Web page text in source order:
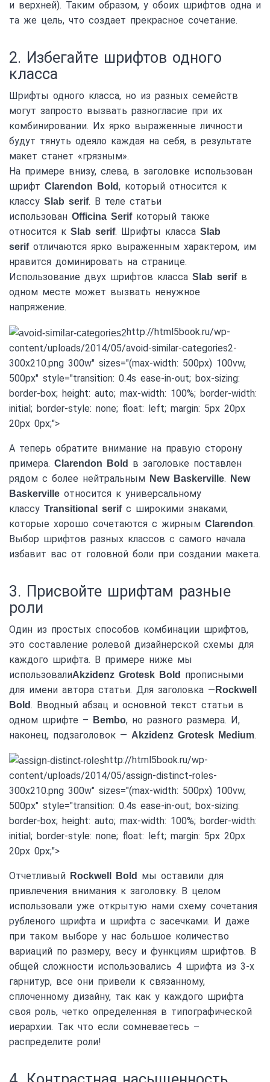
и верхней). Таким образом, у обоих шрифтов одна и
та же цель, что создает прекрасное сочетание.
2. Избегайте шрифтов одного
класса
Шрифты одного класса, но из разных семейств
могут запросто вызвать разногласие при их
комбинировании. Их ярко выраженные личности
будут тянуть одеяло каждая на себя, в результате
макет станет «грязным».
На примере внизу, слева, в заголовке использован
шрифт Clarendon Bold, который относится к
классу Slab serif. В теле статьи
использован Officina Serifкоторый также
относится к Slab serif. Шрифты класса Slab
serifотличаются ярко выраженным характером, им
нравится доминировать на странице.
Использование двух шрифтов класса Slab serifв
одном месте может вызвать ненужное
напряжение.
http://html5book.ru/wp-
content/uploads/2014/05/avoid-similar-categories2-
300x210.png 300w" sizes="(max-width: 500px) 100vw,
500px" style="transition: 0.4s ease-in-out; box-sizing:
border-box; height: auto; max-width: 100%; border-width:
initial; border-style: none; float: left; margin: 5px 20px
20px 0px;">
А теперь обратите внимание на правую сторону
примера. Clarendon Bold
в заголовке поставлен
рядом с более нейтральным New Baskerville.
New
Baskerville относится к универсальному
классу Transitional serifс широкими знаками,
которые хорошо сочетаются с жирным Clarendon.
Выбор шрифтов разных классов с самого начала
избавит вас от головной боли при создании макета.
3. Присвойте шрифтам разные
роли
Один из простых способов комбинации шрифтов,
это составление ролевой дизайнерской схемы для
каждого шрифта. В примере ниже мы
использовалиAkzidenz Grotesk Bold
прописными
для имени автора статьи. Для заголовка — Rockwell
Bold . Вводный абзац и основной текст статьи в
одном шрифте –
Bembo, но разного размера. И,
наконец, подзаголовок — Akzidenz Grotesk Medium.
http://html5book.ru/wp-
content/uploads/2014/05/assign-distinct-roles-
300x210.png 300w" sizes="(max-width: 500px) 100vw,
500px" style="transition: 0.4s ease-in-out; box-sizing:
border-box; height: auto; max-width: 100%; border-width:
initial; border-style: none; float: left; margin: 5px 20px
20px 0px;">
Отчетливый Rockwell Bold
мы оставили для
привлечения внимания к заголовку. В целом
использовали уже открытую нами схему сочетания
рубленого шрифта и шрифта с засечками. И даже
при таком выборе у нас большое количество
вариаций по размеру, весу и функциям шрифтов. В
общей сложности использовались 4 шрифта из 3-х
гарнитур, все они привели к связанному,
сплоченному дизайну, так как у каждого шрифта
своя роль, четко определенная в типографической
иерархии. Так что если сомневаетесь –
распределите роли!